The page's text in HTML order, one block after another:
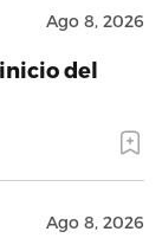
Ago 8, 2026
del
Ago 8, 2026